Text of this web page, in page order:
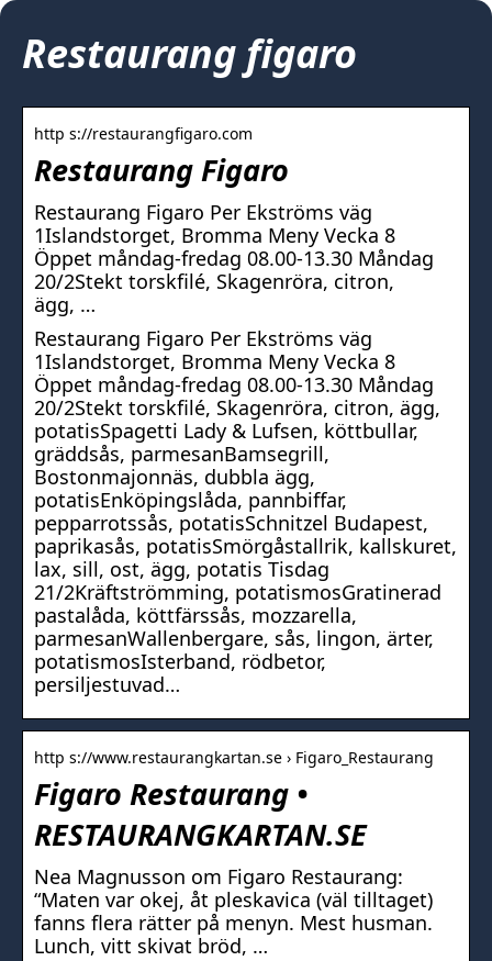
Restaurang figaro
http s://restaurangfigaro.com
Restaurang Figaro
Restaurang Figaro Per Ekströms väg
1Islandstorget, Bromma Meny Vecka 8
Öppet måndag-fredag 08.00-13.30 Måndag
20/2Stekt torskfilé, Skagenröra, citron,
ägg, …
Restaurang Figaro Per Ekströms väg
1Islandstorget, Bromma Meny Vecka 8
Öppet måndag-fredag 08.00-13.30 Måndag
20/2Stekt torskfilé, Skagenröra, citron, ägg,
potatisSpagetti Lady & Lufsen, köttbullar,
gräddsås, parmesanBamsegrill,
Bostonmajonnäs, dubbla ägg,
potatisEnköpingslåda, pannbiffar,
pepparrotssås, potatisSchnitzel Budapest,
paprikasås, potatisSmörgåstallrik, kallskuret,
lax, sill, ost, ägg, potatis Tisdag
21/2Kräftströmming, potatismosGratinerad
pastalåda, köttfärssås, mozzarella,
parmesanWallenbergare, sås, lingon, ärter,
potatismosIsterband, rödbetor,
persiljestuvad…
http s://www.restaurangkartan.se › Figaro_Restaurang
Figaro Restaurang •
RESTAURANGKARTAN.SE
Nea Magnusson om Figaro Restaurang:
“Maten var okej, åt pleskavica (väl tilltaget)
fanns flera rätter på menyn. Mest husman.
Lunch, vitt skivat bröd, …